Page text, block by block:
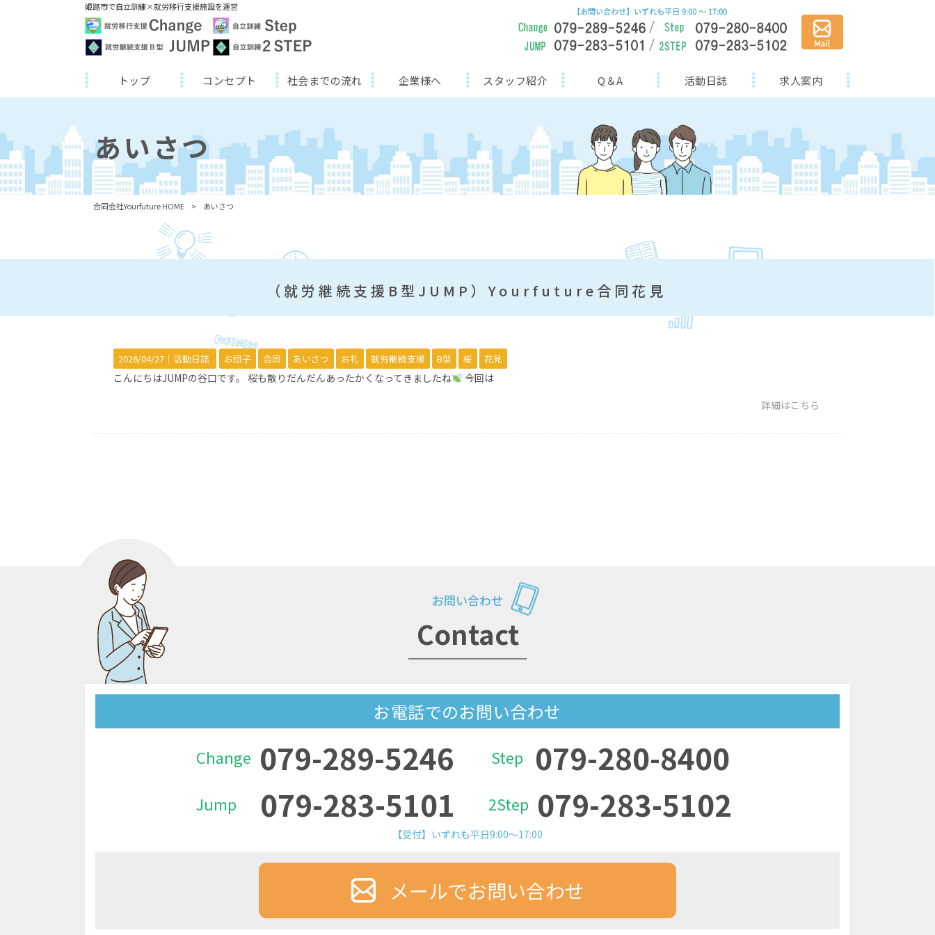
姫路市で自立訓練×就労移行支援施設を運営
トップ コンセプト 社会までの流れ 企業様へ スタッフ紹介 Q＆A 活動日誌 求人案内
あいさつ
合同会社Yourfuture HOME > あいさつ
（就労継続支援B型JUMP）Yourfuture合同花見
2026/04/27｜ 活動日誌 お団子 合同 あいさつ お礼 就労継続支援 B型 桜 花見
こんにちはJUMPの谷口です。 桜も散りだんだんあったかくなってきましたね
今回は
詳細はこちら
お問い合わせ
Contact
お電話でのお問い合わせ
Change 079-289-5246 Step 079-280-8400
Jump 079-283-5101 2Step 079-283-5102
【受付】いずれも平日9:00～17:00
メールでお問い合わせ